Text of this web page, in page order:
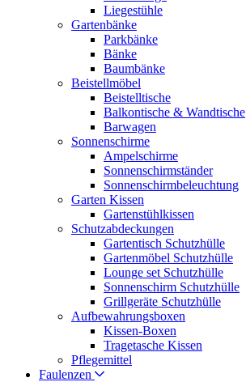
Liegestühle
Gartenbänke
Parkbänke
Bänke
Baumbänke
Beistellmöbel
Beistelltische
Balkontische & Wandtische
Barwagen
Sonnenschirme
Ampelschirme
Sonnenschirmständer
Sonnenschirmbeleuchtung
Garten Kissen
Gartenstühlkissen
Schutzabdeckungen
Gartentisch Schutzhülle
Gartenmöbel Schutzhülle
Lounge set Schutzhülle
Sonnenschirm Schutzhülle
Grillgeräte Schutzhülle
Aufbewahrungsboxen
Kissen-Boxen
Tragetasche Kissen
Pflegemittel
Faulenzen